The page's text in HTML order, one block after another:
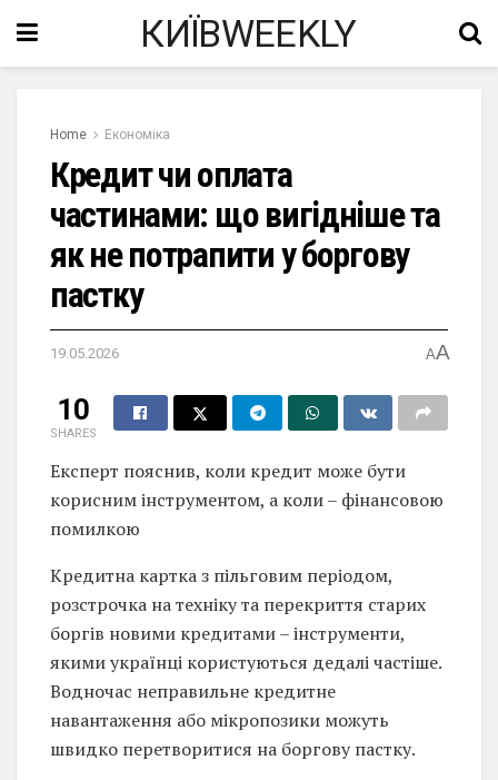
КИЇВWEEKLY
Home Економіка
Кредит чи оплата
частинами: що вигідніше та
як не потрапити у боргову
пастку
19.05.2026 AA
10
SHARES
Експерт пояснив, коли кредит може бути
корисним інструментом, а коли – фінансовою
помилкою
Кредитна картка з пільговим періодом,
розстрочка на техніку та перекриття старих
боргів новими кредитами – інструменти,
якими українці користуються дедалі частіше.
Водночас неправильне кредитне
навантаження або мікропозики можуть
швидко перетворитися на боргову пастку.